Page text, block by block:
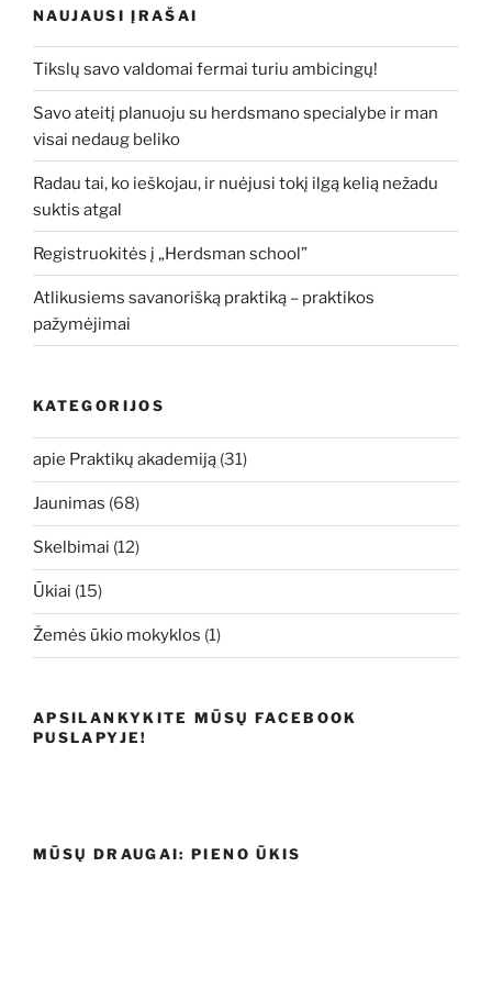
NAUJAUSI ĮRAŠAI
Tikslų savo valdomai fermai turiu ambicingų!
Savo ateitį planuoju su herdsmano specialybe ir man
visai nedaug beliko
Radau tai, ko ieškojau, ir nuėjusi tokį ilgą kelią nežadu
suktis atgal
Registruokitės į „Herdsman school”
Atlikusiems savanorišką praktiką – praktikos
pažymėjimai
KATEGORIJOS
apie Praktikų akademiją (31)
Jaunimas (68)
Skelbimai (12)
Ūkiai (15)
Žemės ūkio mokyklos (1)
APSILANKYKITE MŪSŲ FACEBOOK
PUSLAPYJE!
MŪSŲ DRAUGAI: PIENO ŪKIS